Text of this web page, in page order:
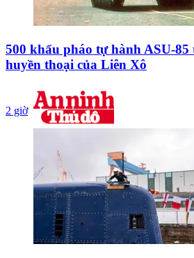
500 khẩu pháo tự hành ASU-
huyền thoại của Liên Xô
2 giờ